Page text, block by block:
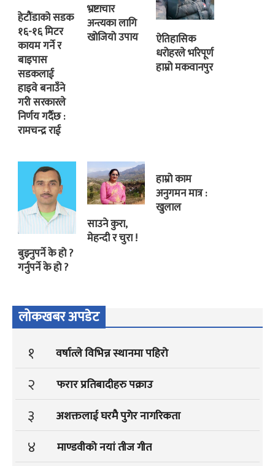
हेटौंडाको सडक
१६-१६ मिटर
कायम गर्ने र
बाइपास
सडकलाई
हाइवे बनाउँने
गरी सरकारले
निर्णय गर्दैछ :
रामचन्द्र राई
भ्रष्टाचार
अन्त्यका लागि
खोजियो उपाय
ऐतिहासिक
धरोहरले भरिपूर्ण
हाम्रो मकवानपुर
बुझ्नुपर्ने के हो ?
गर्नुपर्ने के हो ?
साउने कुरा,
मेहन्दी र चुरा !
हाम्रो काम
अनुगमन मात्र :
खुलाल
लोकखबर अपडेट
१ वर्षात्ले विभिन्न स्थानमा पहिरो
२ फरार प्रतिबादीहरु पक्राउ
३ अशक्तलाई घरमै पुगेर नागरिकता
४ माण्डवीको नयां तीज गीत